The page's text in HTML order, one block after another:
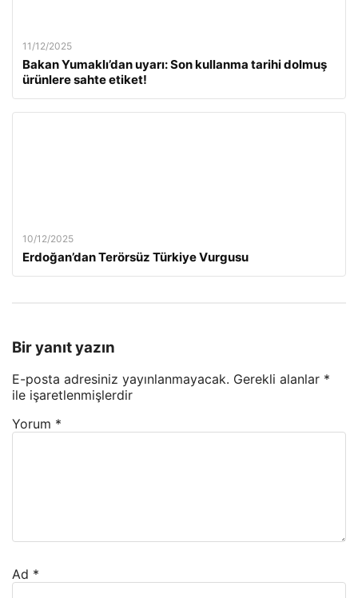
11/12/2025
Bakan Yumaklı’dan uyarı: Son kullanma tarihi dolmuş
ürünlere sahte etiket!
10/12/2025
Erdoğan’dan Terörsüz Türkiye Vurgusu
Bir yanıt yazın
E-posta adresiniz yayınlanmayacak. Gerekli alanlar *
ile işaretlenmişlerdir
Yorum *
Ad *